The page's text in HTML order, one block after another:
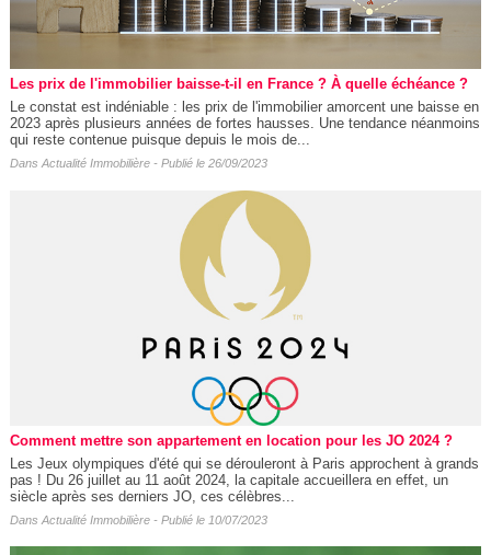
Les prix de l'immobilier baisse-t-il en France ? À quelle échéance ?
Le constat est indéniable : les prix de l'immobilier amorcent une baisse en
2023 après plusieurs années de fortes hausses. Une tendance néanmoins
qui reste contenue puisque depuis le mois de...
DansActualité Immobilière- Publié le 26/09/2023
Comment mettre son appartement en location pour les JO 2024 ?
Les Jeux olympiques d'été qui se dérouleront à Paris approchent à grands
pas ! Du 26 juillet au 11 août 2024, la capitale accueillera en effet, un
siècle après ses derniers JO, ces célèbres...
Dans Actualité Immobilière- Publié le 10/07/2023